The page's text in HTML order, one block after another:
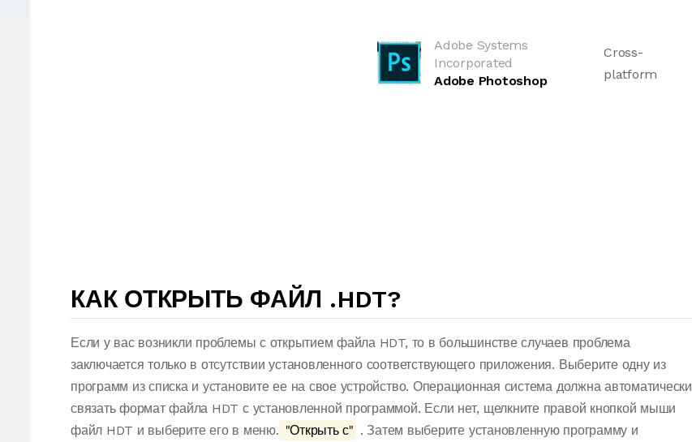
Adobe Systems
Incorporated
Adobe Photoshop
Cross-
platform
КАК ОТКРЫТЬ ФАЙЛ .HDT?
Если у вас возникли проблемы с открытием файла HDT, то в большинстве случаев проблема
заключается только в отсутствии установленного соответствующего приложения. Выберите одну из
программ из списка и установите ее на свое устройство. Операционная система должна автоматически
связать формат файла HDT с установленной программой. Если нет, щелкните правой кнопкой мыши
файл HDT и выберите его в меню. "Открыть с" . Затем выберите установленную программу и